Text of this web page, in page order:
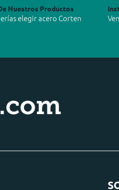
Nuestros Productos
elegir acero Corten